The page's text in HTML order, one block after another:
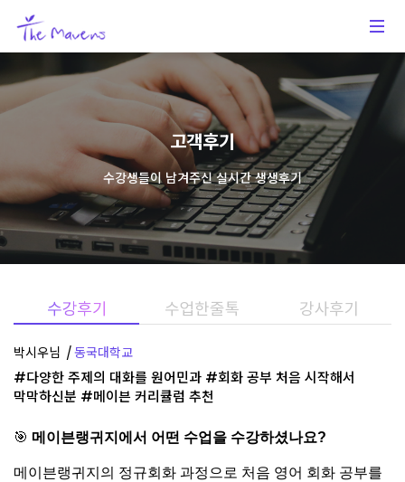
고객후기
수강생들이 남겨주신 실시간 생생후기
박시우님 동국대학교
#다양한 주제의 대화를 원어민과 #회화 공부 처음 시작해서
막막하신분 #메이븐 커리큘럼 추천
🎯 메이븐랭귀지에서 어떤 수업을 수강하셨나요?
메이븐랭귀지의 정규회화 과정으로 처음 영어 회화 공부를